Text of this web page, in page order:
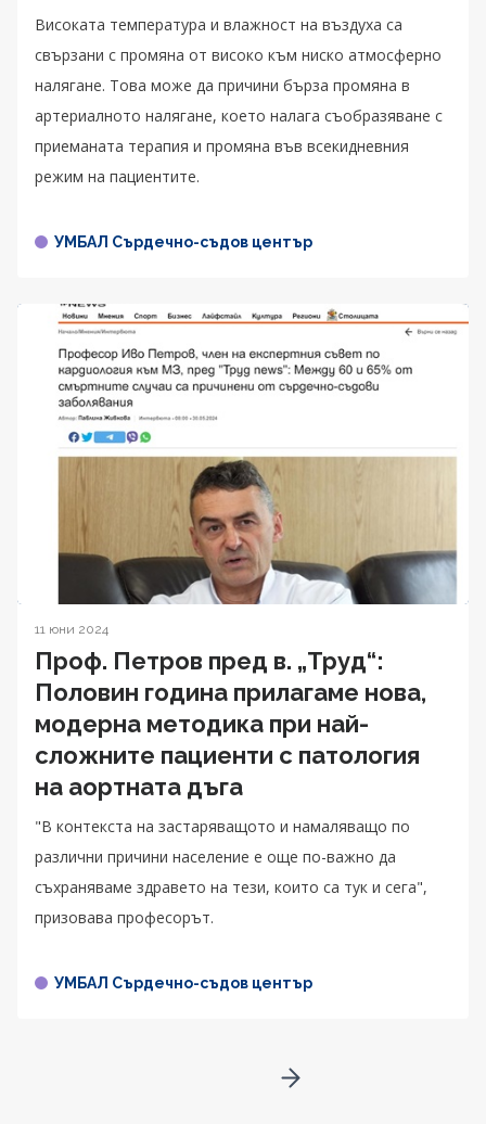
Високата температура и влажност на въздуха са
свързани с промяна от високо към ниско атмосферно
налягане. Това може да причини бърза промяна в
артериалното налягане, което налага съобразяване с
приеманата терапия и промяна във всекидневния
режим на пациентите.
УМБАЛ Сърдечно-съдов център
11 юни 2024
Проф. Петров пред в. „Труд“:
Половин година прилагаме нова,
модерна методика при най-
сложните пациенти с патология
на аортната дъга
"В контекста на застаряващото и намаляващо по
различни причини население е още по-важно да
съхраняваме здравето на тези, които са тук и сега",
призовава професорът.
УМБАЛ Сърдечно-съдов център
Go to next page